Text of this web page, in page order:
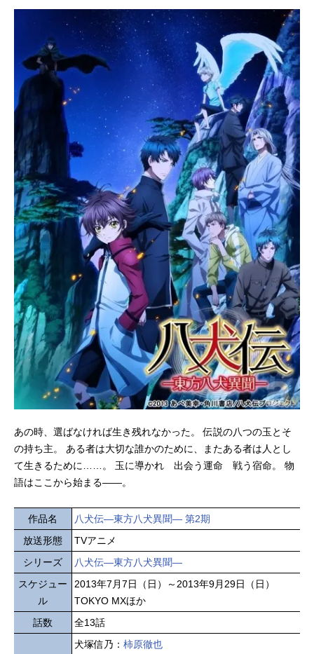
あの時、選ばなければ生き残れなかった。 伝説の八つの玉とそ
の持ち主。 ある者は大切な誰かのために、またある者は人とし
て生きるために……。 玉に導かれ 出会う運命 戦う宿命。 物
語はここから始まる――。
作品名
八犬伝―東方八犬異聞― 第2期
放送形態
TVアニメ
シリーズ
八犬伝—東方八犬異聞—
スケジュー
ル
2013年7月7日（日）～2013年9月29日（日）
TOKYO MXほか
話数
全13話
犬塚信乃： 柿原徹也